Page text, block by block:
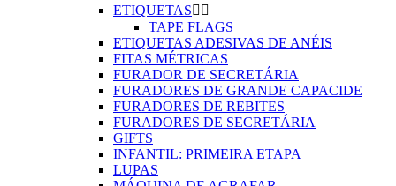
ETIQUETAS 
TAPE FLAGS
ETIQUETAS ADESIVAS DE ANÉIS
FITAS MÉTRICAS
FURADOR DE SECRETÁRIA
FURADORES DE GRANDE CAPACIDE
FURADORES DE REBITES
FURADORES DE SECRETÁRIA
GIFTS
INFANTIL: PRIMEIRA ETAPA
LUPAS